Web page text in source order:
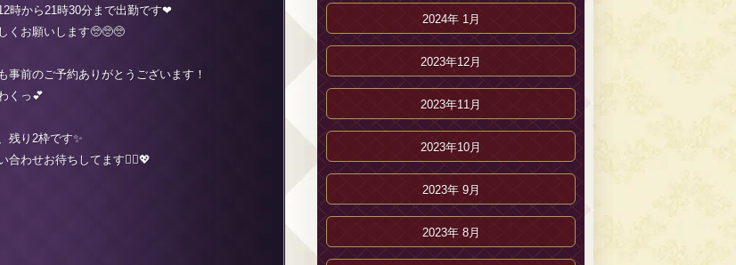
時から21時30分まで出勤です❤︎
くお願いします🥺🥺🥺
事前のご予約ありがとうございます！
くっ💕
残り2枠です✨
合わせお待ちしてます🙇‍♀️💖
2024年 1月
2023年12月
2023年11月
2023年10月
2023年 9月
2023年 8月